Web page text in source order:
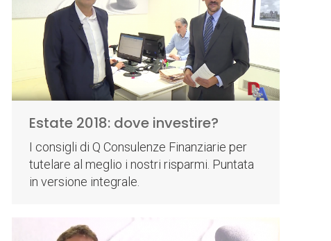
Estate 2018: dove investire?
I consigli di Q Consulenze Finanziarie per
tutelare al meglio i nostri risparmi. Puntata
in versione integrale.